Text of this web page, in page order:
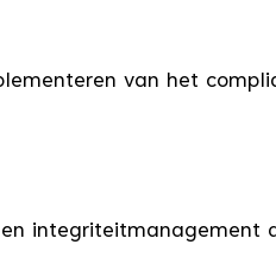
van het
integriteitmanagement